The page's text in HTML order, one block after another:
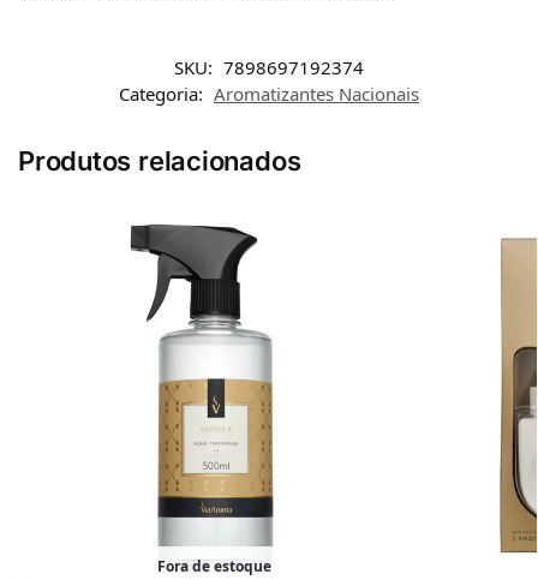
SKU: 7898697192374
Categoria: Aromatizantes Nacionais
Produtos relacionados
Fora de estoque